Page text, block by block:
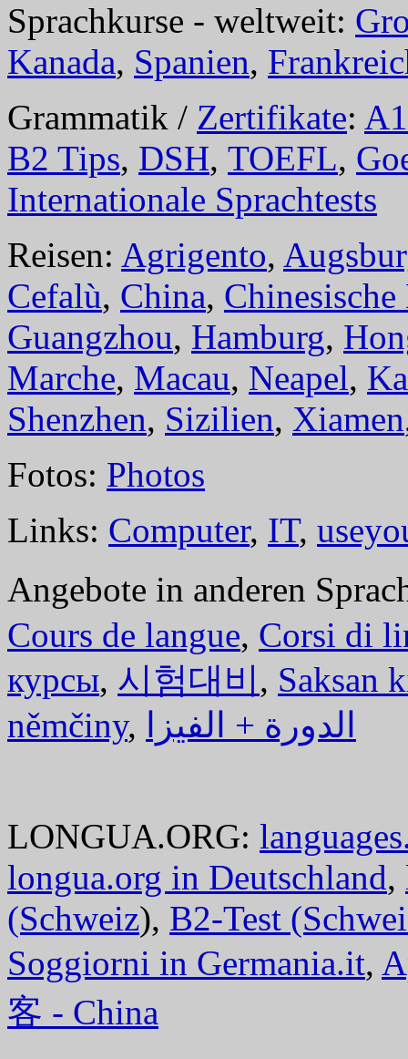
Sprachkurse - weltweit:
Kanada, Spanien,
Grammatik / Zertifikate: A1
B2 Tips, DSH, TOEFL,
Internationale Sprachtests
Reisen: Agrigento,
Cefalù, China, Chinesische
Guangzhou, Hamburg,
Marche, Macau, Neapel,
Shenzhen, Sizilien, Xiamen
Fotos: Photos
Links: Computer, IT,
Angebote in anderen
Cours de langue, Corsi di
курсы, 시험대비, Saksan
němčiny, الدورة + الفيزا
LONGUA.ORG:
longua.org in Deutschland,
(Schweiz), B2-Test
Soggiorni in Germania.it,
客 - China